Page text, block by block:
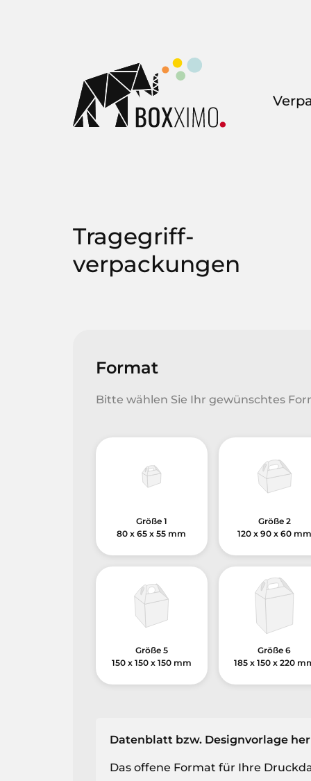
Tragegriff-
verpackungen
Format
Bitte wählen Sie Ihr gewünschtes
Größe 1
80 x 65 x 55 mm
Größe 2
120 x 90 x 60 mm
Größe 5
150 x 150 x 150 mm
Größe 6
185 x 150 x 220
Datenblatt bzw. Designvorlage
Das offene Format für Ihre